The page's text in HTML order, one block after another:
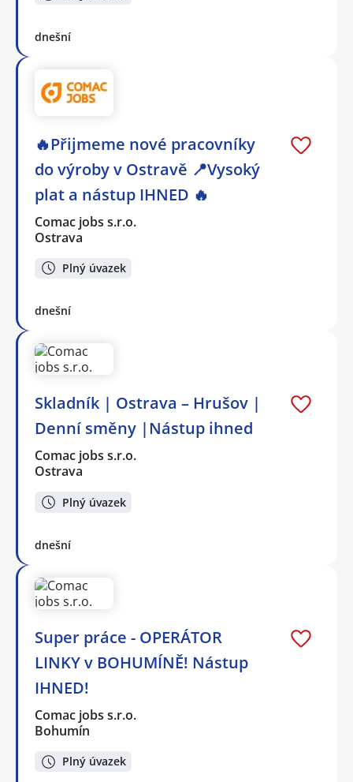
dnešní
🔥Přijmeme nové pracovníky
do výroby v Ostravě 📍Vysoký
plat a nástup IHNED 🔥
Comac jobs s.r.o.
Ostrava
Plný úvazek
dnešní
Skladník | Ostrava – Hrušov |
Denní směny |Nástup ihned
Comac jobs s.r.o.
Ostrava
Plný úvazek
dnešní
Super práce - OPERÁTOR
LINKY v BOHUMÍNĚ! Nástup
IHNED!
Comac jobs s.r.o.
Bohumín
Plný úvazek